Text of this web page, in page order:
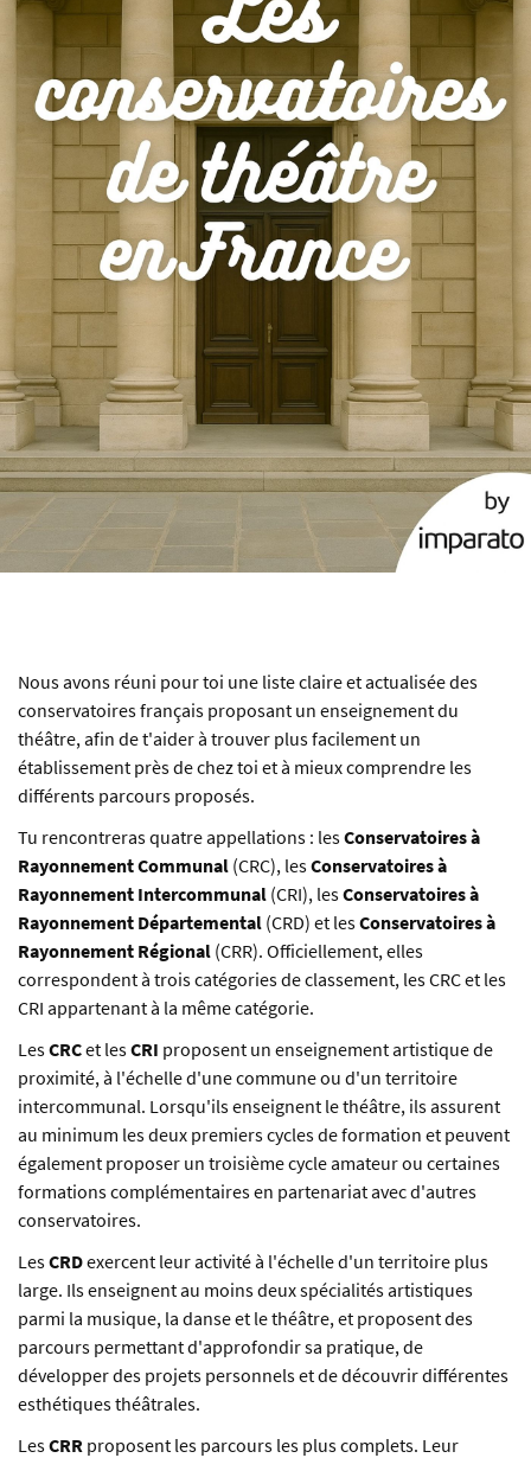
Nous avons réuni pour toi une liste claire et actualisée des
conservatoires français proposant un enseignement du
théâtre, afin de t'aider à trouver plus facilement un
établissement près de chez toi et à mieux comprendre les
différents parcours proposés.
Tu rencontreras quatre appellations : lesConservatoires à
Rayonnement Communal (CRC), lesConservatoires à
Rayonnement Intercommunal (CRI), lesConservatoires à
Rayonnement Départemental (CRD) et lesConservatoires à
Rayonnement Régional (CRR). Officiellement, elles
correspondent à trois catégories de classement, les CRC et les
CRI appartenant à la même catégorie.
LesCRCet lesCRI proposent un enseignement artistique de
proximité, à l'échelle d'une commune ou d'un territoire
intercommunal. Lorsqu'ils enseignent le théâtre, ils assurent
au minimum les deux premiers cycles de formation et peuvent
également proposer un troisième cycle amateur ou certaines
formations complémentaires en partenariat avec d'autres
conservatoires.
LesCRDexercent leur activité à l'échelle d'un territoire plus
large. Ils enseignent au moins deux spécialités artistiques
parmi la musique, la danse et le théâtre, et proposent des
parcours permettant d'approfondir sa pratique, de
développer des projets personnels et de découvrir différentes
esthétiques théâtrales.
LesCRR proposent les parcours les plus complets. Leur